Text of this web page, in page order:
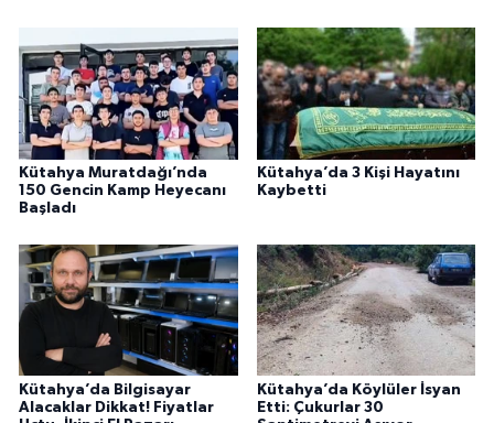
Kütahya Muratdağı’nda
150 Gencin Kamp Heyecanı
Başladı
Kütahya’da 3 Kişi Hayatını
Kaybetti
Kütahya’da Bilgisayar
Alacaklar Dikkat! Fiyatlar
Kütahya’da Köylüler İsyan
Etti: Çukurlar 30